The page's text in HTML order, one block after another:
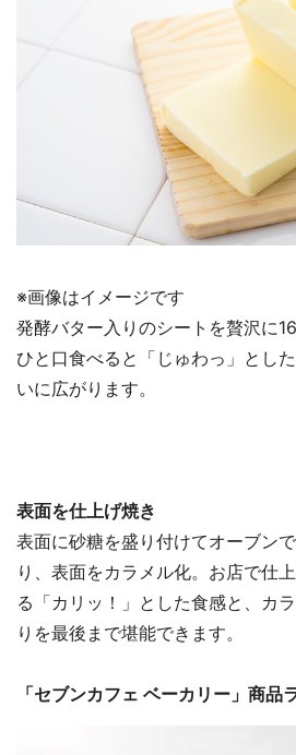
※画像はイメージです
発酵バター入りのシートを贅沢に
ひと口食べると「じゅわっ」とし
いに広がります。
表面を仕上げ焼き
表面に砂糖を盛り付けてオーブン
り、表面をカラメル化。お店で仕
る「カリッ！」とした食感と、カ
りを最後まで堪能できます。
「セブンカフェ ベーカリー」商品